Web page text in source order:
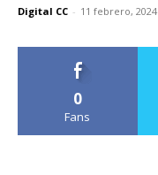
Digital CC - 11 febrero, 2024
0
Fans